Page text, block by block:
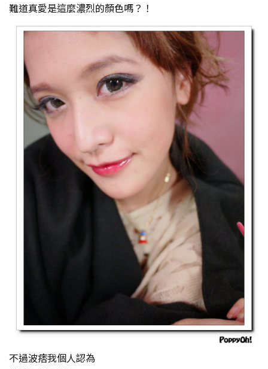
難道真愛是這麼濃烈的顏色嗎？！
不過波痞我個人認為